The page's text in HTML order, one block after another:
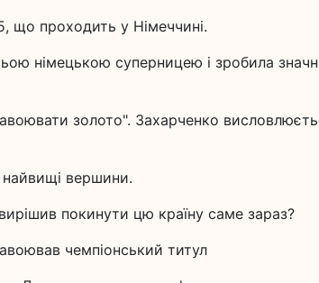
що проходить у Німеччині.
німецькою суперницею і зробила
золото". Захарченко
найвищі вершини.
покинути цю країну саме зараз?
чемпіонський титул